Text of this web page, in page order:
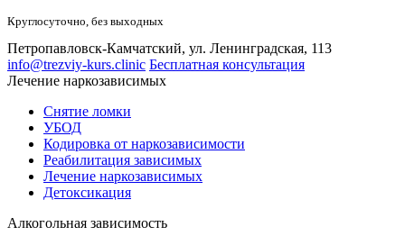
Круглосуточно, без выходных
Петропавловск-Камчатский, ул. Ленинградская, 113
info@trezviy-kurs.clinic Бесплатная консультация
Лечение наркозависимых
Снятие ломки
УБОД
Кодировка от наркозависимости
Реабилитация зависимых
Лечение наркозависимых
Детоксикация
Алкогольная зависимость